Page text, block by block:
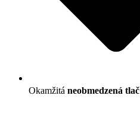
Okamžitá neobmedzená tlač